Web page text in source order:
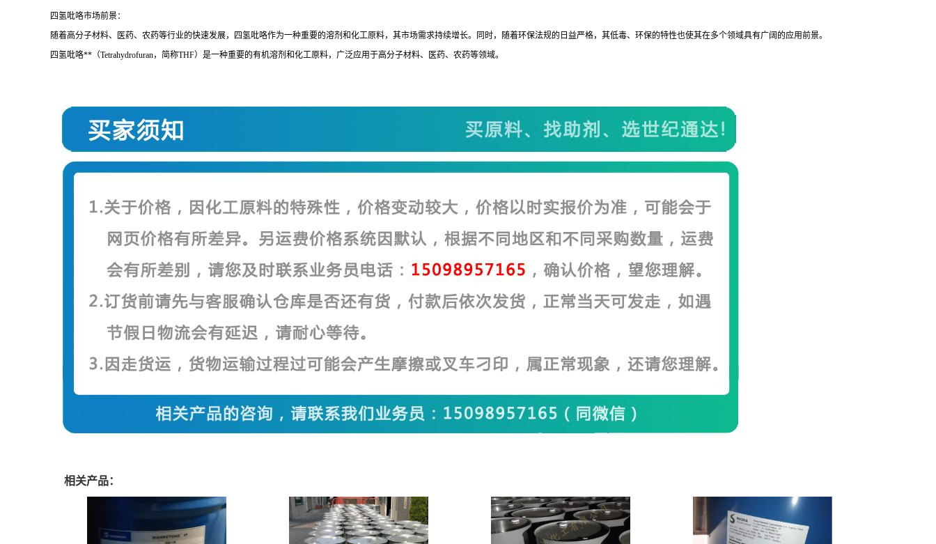
四氢吡咯市场前景：
随着高分子材料、医药、农药等行业的快速发展，四氢吡咯作为一种重要的溶剂和化工原料，其市场需求持续增长。同时，随着环保法规的日益严格，其低毒、环保的特性也使其在多个领域具有广阔的应用前景。
四氢吡咯**（Tetrahydrofuran，简称THF）是一种重要的有机溶剂和化工原料，广泛应用于高分子材料、医药、农药等领域。
相关产品：